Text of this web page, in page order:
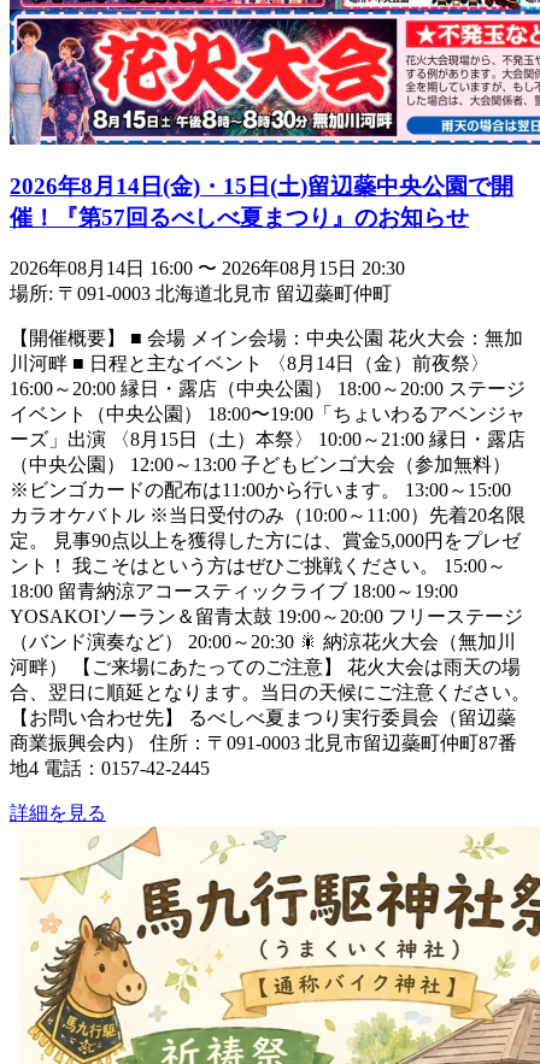
2026年8月14日(金)・15日(土)留辺蘂中央公園で開
催！『第57回るべしべ夏まつり』のお知らせ
2026年08月14日 16:00 〜 2026年08月15日 20:30
場所: 〒091-0003 北海道北見市 留辺蘂町仲町
【開催概要】 ■ 会場 メイン会場：中央公園 花火大会：無加
川河畔 ■ 日程と主なイベント 〈8月14日（金）前夜祭〉
16:00～20:00 縁日・露店（中央公園） 18:00～20:00 ステージ
イベント（中央公園） 18:00〜19:00「ちょいわるアベンジャ
ーズ」出演 〈8月15日（土）本祭〉 10:00～21:00 縁日・露店
（中央公園） 12:00～13:00 子どもビンゴ大会（参加無料）
※ビンゴカードの配布は11:00から行います。 13:00～15:00
カラオケバトル ※当日受付のみ（10:00～11:00）先着20名限
定。 見事90点以上を獲得した方には、賞金5,000円をプレゼ
ント！ 我こそはという方はぜひご挑戦ください。 15:00～
18:00 留青納涼アコースティックライブ 18:00～19:00
YOSAKOIソーラン＆留青太鼓 19:00～20:00 フリーステージ
（バンド演奏など） 20:00～20:30 🎇 納涼花火大会（無加川
河畔） 【ご来場にあたってのご注意】 花火大会は雨天の場
合、翌日に順延となります。当日の天候にご注意ください。
【お問い合わせ先】 るべしべ夏まつり実行委員会（留辺蘂
商業振興会内） 住所：〒091-0003 北見市留辺蘂町仲町87番
地4 電話：0157-42-2445
詳細を見る